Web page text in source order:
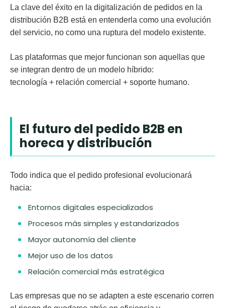
La clave del éxito en la digitalización de pedidos en la
distribución B2B está en entenderla como una evolución
del servicio, no como una ruptura del modelo existente.
Las plataformas que mejor funcionan son aquellas que
se integran dentro de un modelo híbrido:
tecnología + relación comercial + soporte humano.
El futuro del pedido B2B en
horeca y distribución
Todo indica que el pedido profesional evolucionará
hacia:
Entornos digitales especializados
Procesos más simples y estandarizados
Mayor autonomía del cliente
Mejor uso de los datos
Relación comercial más estratégica
Las empresas que no se adapten a este escenario corren